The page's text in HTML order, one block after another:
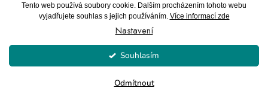
Tento web používá soubory cookie. Dalším procházením tohoto webu
vyjadřujete souhlas s jejich používáním. Více informací zde
Nastavení
Odmítnout
Souhlasím
Vytvořil Shoptet
. Všechna práva vyhrazena.
cookies